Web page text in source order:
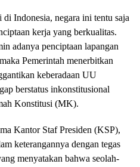
Indonesia, negara ini tentu saja
kerja yang berkualitas.
adanya penciptaan lapangan
Pemerintah menerbitkan
keberadaan UU
berstatus inkonstitusional
Konstitusi (MK).
Kantor Staf Presiden (KSP),
keterangannya dengan tegas
menyatakan bahwa seolah-